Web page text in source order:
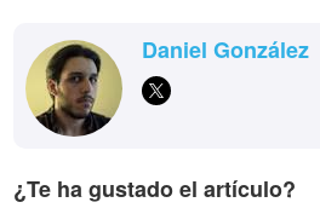
Daniel González
¿Te ha gustado el artículo?